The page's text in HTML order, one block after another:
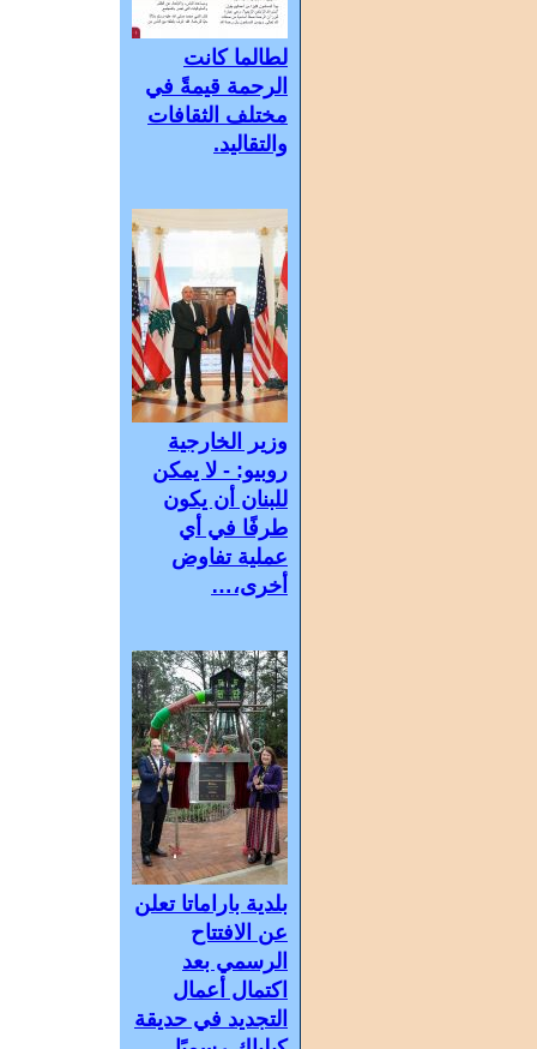
لطالما كانت
الرحمة قيمةً في
مختلف الثقافات
والتقاليد.
وزير الخارجية
روبيو: - لا يمكن
للبنان أن يكون
طرفًا في أي
عملية تفاوض
أخرى،…
بلدية باراماتا تعلن
عن الافتتاح
الرسمي بعد
اكتمال أعمال
التجديد في حديقة